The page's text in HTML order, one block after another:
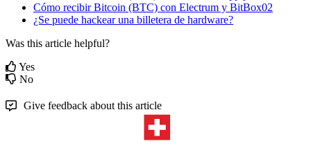
Cómo recibir Bitcoin (BTC) con Electrum y BitBox02
¿Se puede hackear una billetera de hardware?
Was this article helpful?
Yes
No
Give feedback about this article